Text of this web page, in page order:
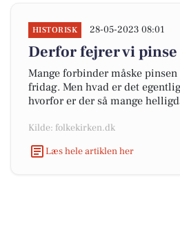
HISTORISK 28-05-2023 08:01
Derfor fejrer vi pinse
Mange forbinder måske
fridag. Men hvad er det
hvorfor er der så mange
Kilde: folkekirken.dk
Læs hele artiklen her